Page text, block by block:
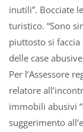
inutili”. Bocciate
turistico. “Sono
piuttosto si
delle case
Per l’Assessore
relatore
immobili abusivi
suggerimento